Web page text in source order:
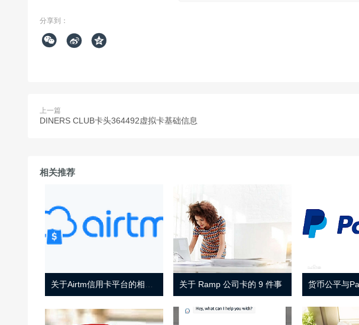
分享到：
  
上一篇
DINERS CLUB卡头364492虚拟卡基础信息
相关推荐
关于 Ramp 公司卡的 9 件事 货币公平与